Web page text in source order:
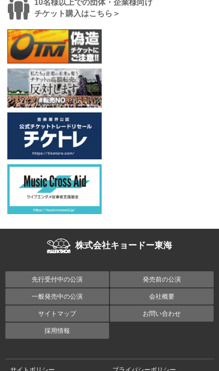
10名様以上での団体・企業様向け
チケット購入はこちら＞
株式会社キョードー東海
先行受付中の公演 発売前の公演
一般発売中の公演 会社概要
サイトマップ お問い合わせ
採用情報